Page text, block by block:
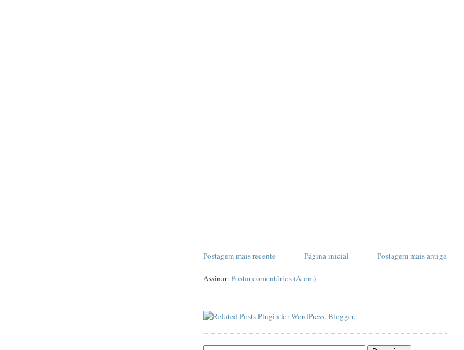
Postagem mais recente Postagem mais antiga
Página inicial
Assinar: Postar comentários (Atom)